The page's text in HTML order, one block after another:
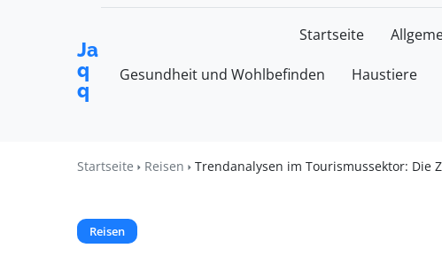
Ja
q
q
Startseite
Gesundheit und Wohlbefinden Haustiere
Startseite Reisen Trendanalysen im Tourismussektor: Die
Reisen